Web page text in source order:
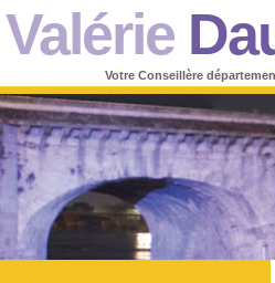
Valérie
Votre Conseillère